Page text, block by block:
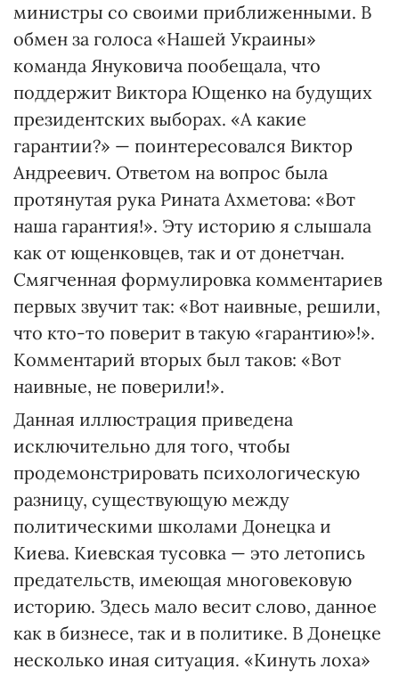
министры со своими приближенными. В
обмен за голоса «Нашей Украины»
команда Януковича пообещала, что
поддержит Виктора Ющенко на будущих
президентских выборах. «А какие
гарантии?» — поинтересовался Виктор
Андреевич. Ответом на вопрос была
протянутая рука Рината Ахметова: «Вот
наша гарантия!». Эту историю я слышала
как от ющенковцев, так и от донетчан.
Смягченная формулировка комментариев
первых звучит так: «Вот наивные, решили,
что кто-то поверит в такую «гарантию»!».
Комментарий вторых был таков: «Вот
наивные, не поверили!».
Данная иллюстрация приведена
исключительно для того, чтобы
продемонстрировать психологическую
разницу, существующую между
политическими школами Донецка и
Киева. Киевская тусовка — это летопись
предательств, имеющая многовековую
историю. Здесь мало весит слово, данное
как в бизнесе, так и в политике. В Донецке
несколько иная ситуация. «Кинуть лоха»